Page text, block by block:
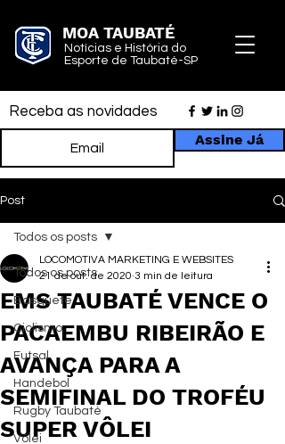
MOA TAUBATÉ
Notícias e História do
Esporte de Taubaté-SP
Receba as novidades
Assine Já
Post
Todos os posts
Basquete
Ciclismo
Futsal
Handebol
Rugby Taubaté
Vôlei
Todos os posts
EMS TAUBATÉ VENCE O
PACAEMBU RIBEIRÃO E
AVANÇA PARA A
SEMIFINAL DO TROFÉU
SUPER VÔLEI
LOCOMOTIVA MARKETING E WEBSITES
21 de out. de 2020 3 min de leitura